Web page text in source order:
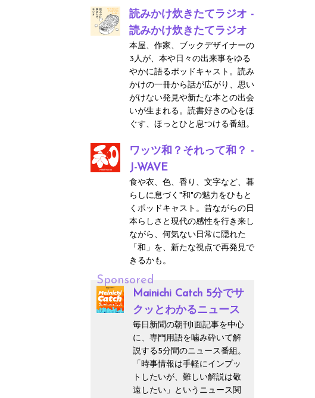
読みかけ炊きたてラジオ -
読みかけ炊きたてラジオ
本屋、作家、ブックデザイナーの
3人が、本や日々の出来事をゆる
やかに語るポッドキャスト。読み
かけの一冊から話が広がり、思い
がけない発見や新たな本との出会
いが生まれる。読書好きの心をほ
ぐす、ほっとひと息つける番組。
ワッツ和？それって和？ -
J-WAVE
食や衣、色、香り、文字など、暮
らしに息づく"和"の魅力をひもと
くポッドキャスト。昔ながらの日
本らしさと現代の感性を行き来し
ながら、何気ない日常に隠れた
「和」を、新たな視点で再発見で
きるかも。
Sponsored
Mainichi Catch 5分でサ
クッとわかるニュース
毎日新聞の朝刊1面記事を中心
に、専門用語を噛み砕いて解
説する5分間のニュース番組。
「時事情報は手軽にインプッ
トしたいが、難しい解説は敬
遠したい」というニュース関